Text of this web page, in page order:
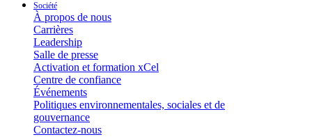
Société
À propos de nous
Carrières
Leadership
Salle de presse
Activation et formation xCel
Centre de confiance
Événements
Politiques environnementales, sociales et de
gouvernance
Contactez-nous